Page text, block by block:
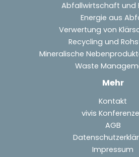
Abfallwirtschaft und
Energie aus
Verwertung von
Recycling und
Mineralische
Waste
Mehr
Kontakt
vivis
AGB
Impressum